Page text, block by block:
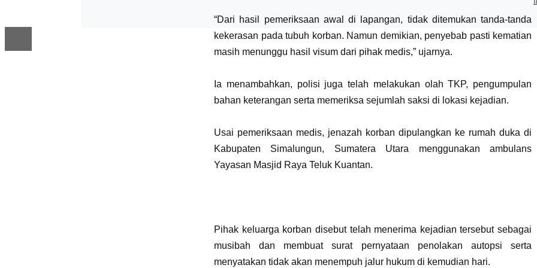
“Dari hasil pemeriksaan awal di lapangan, tidak ditemukan tanda-tanda
kekerasan pada tubuh korban. Namun demikian, penyebab pasti kematian
masih menunggu hasil visum dari pihak medis,” ujarnya.
Ia menambahkan, polisi juga telah melakukan olah TKP, pengumpulan
bahan keterangan serta memeriksa sejumlah saksi di lokasi kejadian.
Usai pemeriksaan medis, jenazah korban dipulangkan ke rumah duka di
Kabupaten Simalungun, Sumatera Utara menggunakan ambulans
Yayasan Masjid Raya Teluk Kuantan.
Pihak keluarga korban disebut telah menerima kejadian tersebut sebagai
musibah dan membuat surat pernyataan penolakan autopsi serta
menyatakan tidak akan menempuh jalur hukum di kemudian hari.